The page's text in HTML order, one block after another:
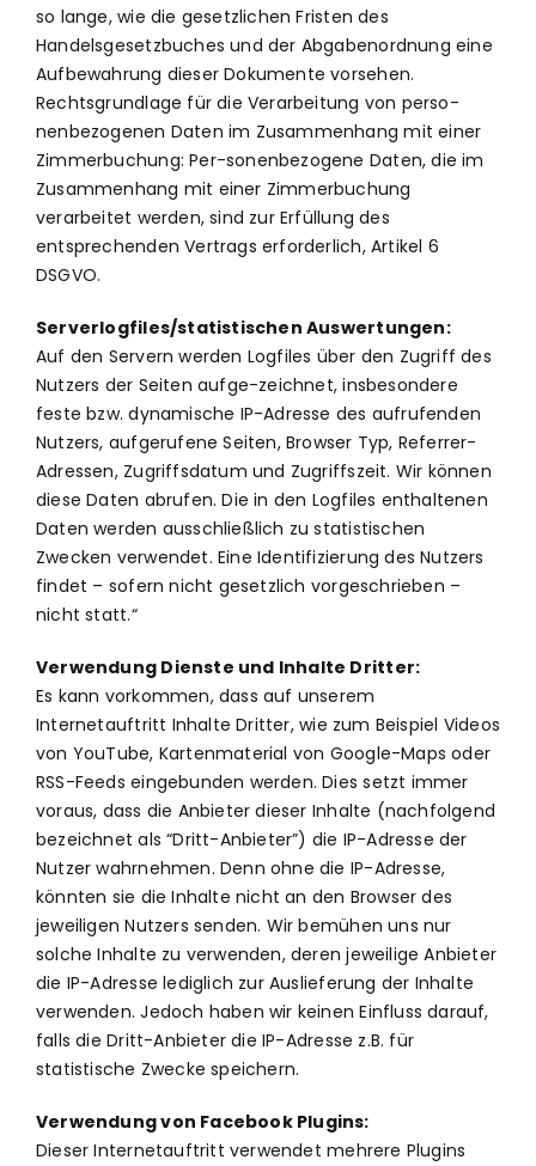
so lange, wie die gesetzlichen Fristen des
Handelsgesetzbuches und der Abgabenordnung eine
Aufbewahrung dieser Dokumente vorsehen.
Rechtsgrundlage für die Verarbeitung von perso-
nenbezogenen Daten im Zusammenhang mit einer
Zimmerbuchung: Per-sonenbezogene Daten, die im
Zusammenhang mit einer Zimmerbuchung
verarbeitet werden, sind zur Erfüllung des
entsprechenden Vertrags erforderlich, Artikel 6
DSGVO.
Serverlogfiles/statistischen Auswertungen:
Auf den Servern werden Logfiles über den Zugriff des
Nutzers der Seiten aufge-zeichnet, insbesondere
feste bzw. dynamische IP-Adresse des aufrufenden
Nutzers, aufgerufene Seiten, Browser Typ, Referrer-
Adressen, Zugriffsdatum und Zugriffszeit. Wir können
diese Daten abrufen. Die in den Logfiles enthaltenen
Daten werden ausschließlich zu statistischen
Zwecken verwendet. Eine Identifizierung des Nutzers
findet – sofern nicht gesetzlich vorgeschrieben –
nicht statt.“
Verwendung Dienste und Inhalte Dritter:
Es kann vorkommen, dass auf unserem
Internetauftritt Inhalte Dritter, wie zum Beispiel Videos
von YouTube, Kartenmaterial von Google-Maps oder
RSS-Feeds eingebunden werden. Dies setzt immer
voraus, dass die Anbieter dieser Inhalte (nachfolgend
bezeichnet als “Dritt-Anbieter”) die IP-Adresse der
Nutzer wahrnehmen. Denn ohne die IP-Adresse,
könnten sie die Inhalte nicht an den Browser des
jeweiligen Nutzers senden. Wir bemühen uns nur
solche Inhalte zu verwenden, deren jeweilige Anbieter
die IP-Adresse lediglich zur Auslieferung der Inhalte
verwenden. Jedoch haben wir keinen Einfluss darauf,
falls die Dritt-Anbieter die IP-Adresse z.B. für
statistische Zwecke speichern.
Verwendung von Facebook Plugins:
Dieser Internetauftritt verwendet mehrere Plugins